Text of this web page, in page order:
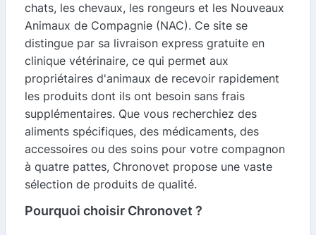
chats, les chevaux, les rongeurs et les Nouveaux
Animaux de Compagnie (NAC). Ce site se
distingue par sa livraison express gratuite en
clinique vétérinaire, ce qui permet aux
propriétaires d'animaux de recevoir rapidement
les produits dont ils ont besoin sans frais
supplémentaires. Que vous recherchiez des
aliments spécifiques, des médicaments, des
accessoires ou des soins pour votre compagnon
à quatre pattes, Chronovet propose une vaste
sélection de produits de qualité.
Pourquoi choisir Chronovet ?